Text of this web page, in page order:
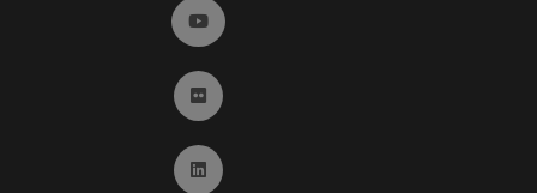
Ir a YouTube (abre en ventana nueva)
Ir a Flickr (abre en ventana nueva)
Ir a Linkedin (abre en ventana nueva)